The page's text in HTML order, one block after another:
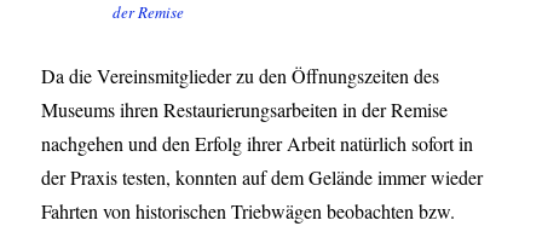
der Remise
Da die Vereinsmitglieder zu den Öffnungszeiten des
Museums ihren Restaurierungsarbeiten in der Remise
nachgehen und den Erfolg ihrer Arbeit natürlich sofort in
der Praxis testen, konnten auf dem Gelände immer wieder
Fahrten von historischen Triebwägen beobachten bzw.